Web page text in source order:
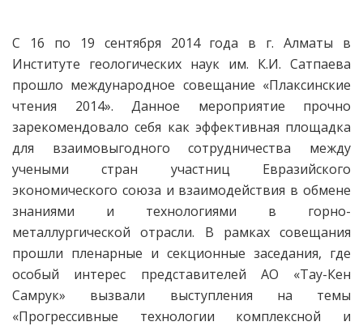
С 16 по 19 сентября 2014 года в г. Алматы в
Институте геологических наук им. К.И. Сатпаева
прошло международное совещание «Плаксинские
чтения 2014». Данное мероприятие прочно
зарекомендовало себя как эффективная площадка
для взаимовыгодного сотрудничества между
учеными стран участниц Евразийского
экономического союза и взаимодействия в обмене
знаниями и технологиями в горно-
металлургической отрасли. В рамках совещания
прошли пленарные и секционные заседания, где
особый интерес представителей АО «Тау-Кен
Самрук» вызвали выступления на темы
«Прогрессивные технологии комплексной и